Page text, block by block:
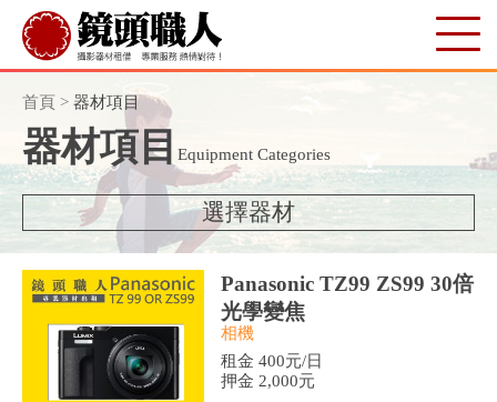
首頁 > 器材項目
器材項目 Equipment Categories
選擇器材
Panasonic TZ99 ZS99 30倍
光學變焦
相機
租金 400元/日
押金 2,000元